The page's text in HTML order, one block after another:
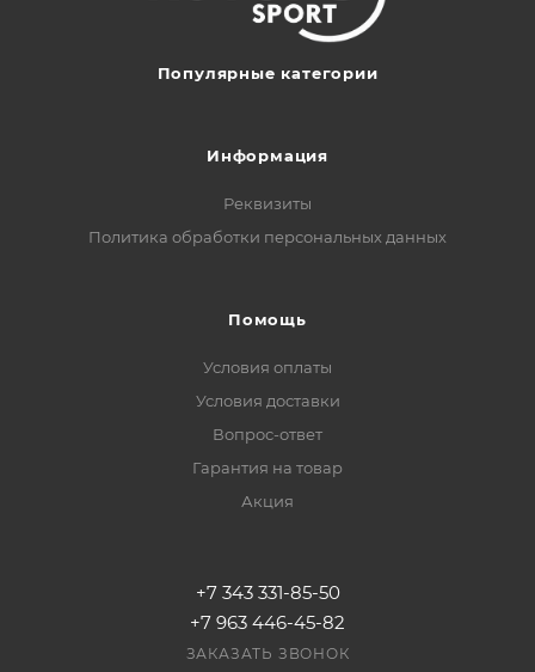
Популярные категории
Информация
Реквизиты
Политика обработки персональных данных
Помощь
Условия оплаты
Условия доставки
Вопрос-ответ
Гарантия на товар
Акция
+7 343 331-85-50
+7 963 446-45-82
ЗАКАЗАТЬ ЗВОНОК